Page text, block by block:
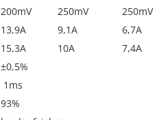
200mV 250mV 250mV
13,9A 9,1A 6,7A
15,3A 10A 7,4A
±0,5%
1ms
93%